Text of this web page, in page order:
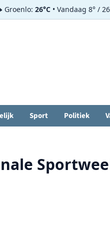
26°C • Vandaag 8° /
Sport Politiek